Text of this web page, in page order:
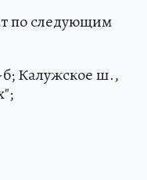
по следующим
б; Калужское ш.,